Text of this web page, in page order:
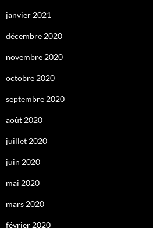
janvier 2021
décembre 2020
novembre 2020
octobre 2020
septembre 2020
août 2020
juillet 2020
juin 2020
mai 2020
mars 2020
février 2020